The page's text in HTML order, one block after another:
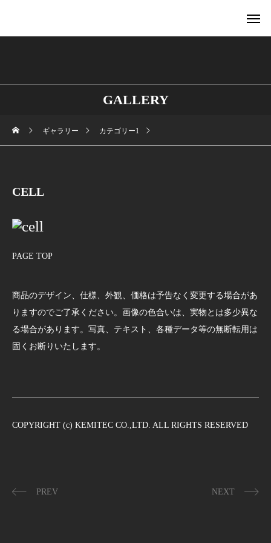
GALLERY
ギャラリー カテゴリー1
CELL
PAGE TOP
商品のデザイン、仕様、外観、価格は予告なく変更する場合があ
りますのでご了承ください。画像の色合いは、実物とは多少異な
る場合があります。写真、テキスト、各種データ等の無断転用は
固くお断りいたします。
COPYRIGHT (c) KEMITEC CO.,LTD. ALL RIGHTS RESERVED
PREV NEXT